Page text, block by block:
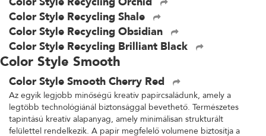
Color Style Recycling Shale
Color Style Recycling Obsidian
Color Style Recycling Brilliant Black
Color Style Smooth
Color Style Smooth Cherry Red
Az egyik legjobb minőségű kreatív papírcsaládunk, amely a
legtöbb technológiánál biztonsággal bevethető. Természetes
tapintású kreatív alapanyag, amely minimálisan strukturált
felülettel rendelkezik. A papír megfelelő volumene biztosítja a